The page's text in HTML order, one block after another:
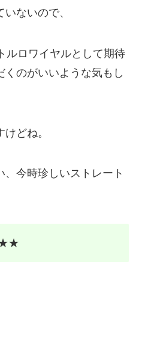
ないので、
ルロワイヤルとして期待
くのがいいような気もし
どね。
今時珍しいストレート